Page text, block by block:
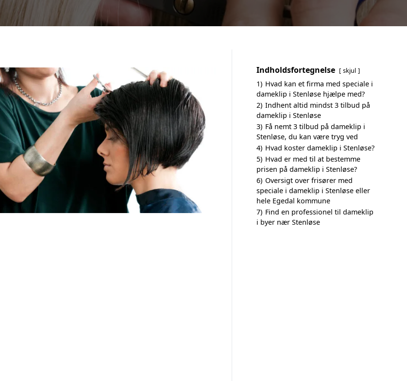
Indholdsfortegnelse skjul
1) Hvad kan et firma med speciale i
dameklip i Stenløse hjælpe med?
2) Indhent altid mindst 3 tilbud på
dameklip i Stenløse
3) Få nemt 3 tilbud på dameklip i
Stenløse, du kan være tryg ved
4) Hvad koster dameklip i Stenløse?
5) Hvad er med til at bestemme
prisen på dameklip i Stenløse?
6) Oversigt over frisører med
speciale i dameklip i Stenløse eller
hele Egedal kommune
7) Find en professionel til dameklip
i byer nær Stenløse